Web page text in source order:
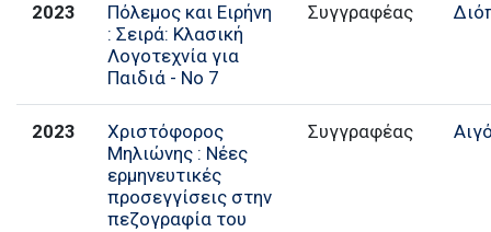
2023
Πόλεμος και Ειρήνη
: Σειρά: Κλασική
Λογοτεχνία για
Παιδιά - No 7
Συγγραφέας
2023
Χριστόφορος
Μηλιώνης : Νέες
ερμηνευτικές
προσεγγίσεις στην
πεζογραφία του
Συγγραφέας